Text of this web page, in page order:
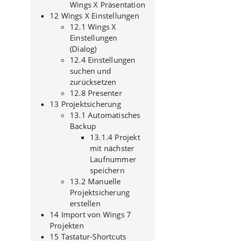
Wings X Präsentation
12 Wings X Einstellungen
12.1 Wings X
Einstellungen
(Dialog)
12.4 Einstellungen
suchen und
zurücksetzen
12.8 Presenter
13 Projektsicherung
13.1 Automatisches
Backup
13.1.4 Projekt
mit nächster
Laufnummer
speichern
13.2 Manuelle
Projektsicherung
erstellen
14 Import von Wings 7
Projekten
15 Tastatur-Shortcuts